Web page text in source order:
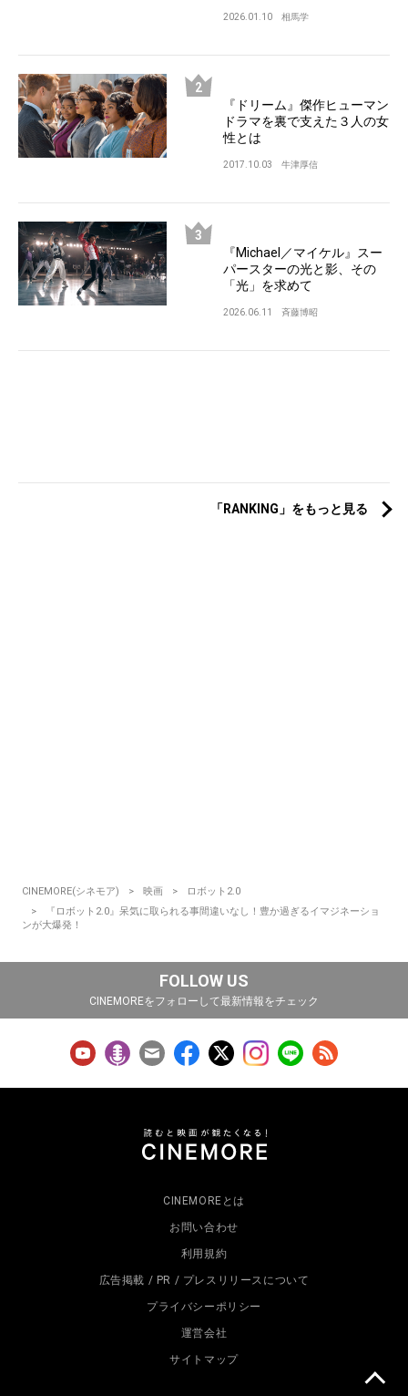
2026.01.10 相馬学
『ドリーム』傑作ヒューマン
ドラマを裏で支えた３人の女
性とは
2017.10.03 牛津厚信
『Michael／マイケル』スー
パースターの光と影、その
「光」を求めて
2026.06.11 斉藤博昭
「RANKING」をもっと見る
CINEMORE(シネモア) 映画
ロボット2.0
『ロボット2.0』呆気に取られる事間違いなし！豊か過ぎるイマジネーショ
ンが大爆発！
FOLLOW US
CINEMOREをフォローして最新情報をチェック
CINEMOREとは
お問い合わせ
利用規約
広告掲載 / PR / プレスリリースについて
プライバシーポリシー
運営会社
サイトマップ